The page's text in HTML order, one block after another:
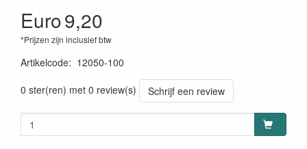
Euro9,20
*Prijzen zijn inclusief btw
Artikelcode: 12050-100
0 ster(ren) met 0 review(s)
Schrijf een review